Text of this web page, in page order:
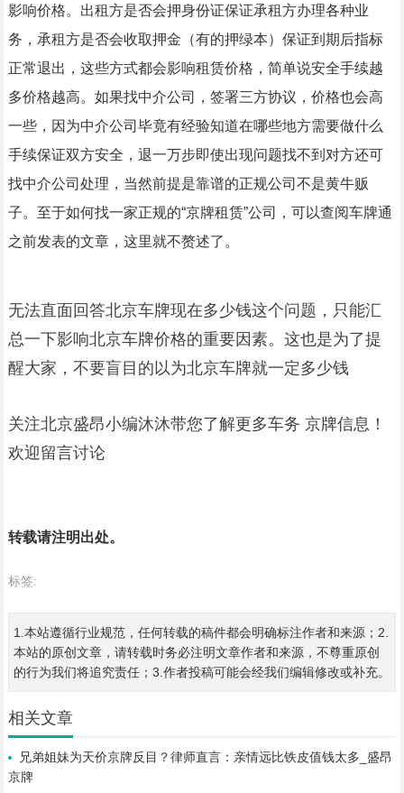
影响价格。出租方是否会押身份证保证承租方办理各种业
务，承租方是否会收取押金（有的押绿本）保证到期后指标
正常退出，这些方式都会影响租赁价格，简单说安全手续越
多价格越高。如果找中介公司，签署三方协议，价格也会高
一些，因为中介公司毕竟有经验知道在哪些地方需要做什么
手续保证双方安全，退一万步即使出现问题找不到对方还可
找中介公司处理，当然前提是靠谱的正规公司不是黄牛贩
子。至于如何找一家正规的“京牌租赁”公司，可以查阅车牌通
之前发表的文章，这里就不赘述了。
无法直面回答北京车牌现在多少钱这个问题，只能汇
总一下影响北京车牌价格的重要因素。这也是为了提
醒大家，不要盲目的以为北京车牌就一定多少钱
关注北京盛昂小编沐沐带您了解更多车务 京牌信息！
欢迎留言讨论
转载请注明出处。
标签:
1.本站遵循行业规范，任何转载的稿件都会明确标注作者和来源；2.
本站的原创文章，请转载时务必注明文章作者和来源，不尊重原创
的行为我们将追究责任；3.作者投稿可能会经我们编辑修改或补充。
相关文章
兄弟姐妹为天价京牌反目？律师直言：亲情远比铁皮值钱太多_盛昂
京牌